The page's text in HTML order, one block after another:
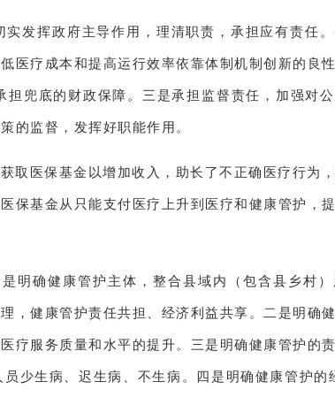
发挥政府主导作用，理清职责，承担应有责任
医疗成本和提高运行效率依靠体制机制创新的良
兜底的财政保障。三是承担监督责任，加强对
的监督，发挥好职能作用。
取医保基金以增加收入，助长了不正确医疗行为
保基金从只能支付医疗上升到医疗和健康管护，
明确健康管护主体，整合县域内（包含县乡村
健康管护责任共担、经济利益共享。二是明确
疗服务质量和水平的提升。三是明确健康管护的
少生病、迟生病、不生病。四是明确健康管护的